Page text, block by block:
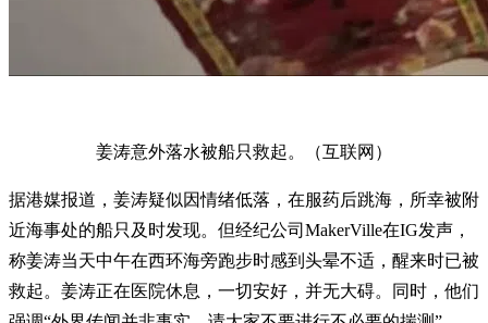
姜涛意外落水被船只救起。（互联网）
据港媒报道，姜涛疑似因情绪低落，在服药后跳海，所幸被附
近海事处的船只及时发现。但经纪公司MakerVille在IG发声，
称姜涛当天中午在西环海旁跑步时感到头晕不适，醒来时已被
救起。姜涛正在医院休息，一切安好，并无大碍。同时，他们